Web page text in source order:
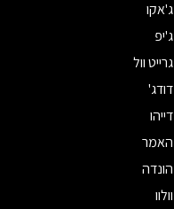
ג'אקו
ג'יפ
גרייט וול
דודג'
דייהו
האמר
הונדה
וולוו